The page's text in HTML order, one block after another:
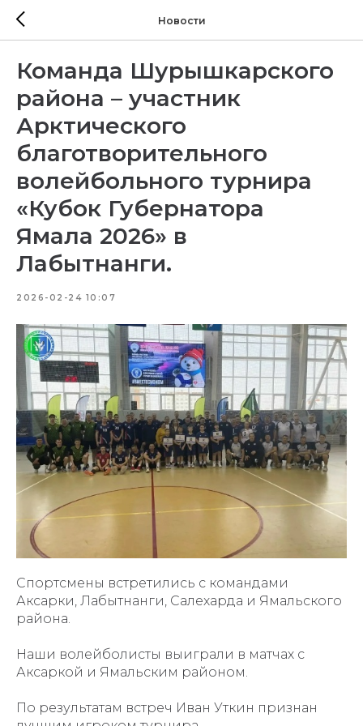
Новости
Команда Шурышкарского
района – участник
Арктического
благотворительного
волейбольного турнира
«Кубок Губернатора
Ямала 2026» в
Лабытнанги.
2026-02-24 10:07
Спортсмены встретились с командами
Аксарки, Лабытнанги, Салехарда и Ямальского
района.
Наши волейболисты выиграли в матчах с
Аксаркой и Ямальским районом.
По результатам встреч Иван Уткин признан